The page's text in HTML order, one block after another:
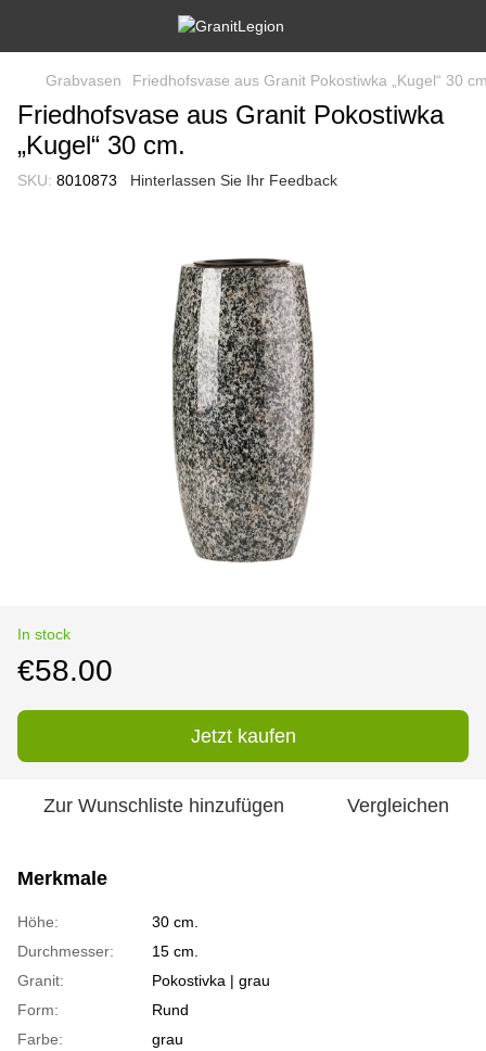
Grabvasen Friedhofsvase aus Granit Pokostiwka „Kugel“ 30
Friedhofsvase aus Granit Pokostiwka
„Kugel“ 30 cm.
SKU: 8010873 Hinterlassen Sie Ihr Feedback
In stock
€58.00
Jetzt kaufen
Zur Wunschliste hinzufügen Vergleichen
Merkmale
Höhe:
30 cm.
Durchmesser:
15 cm.
Granit:
Pokostivka | grau
Form:
Rund
Farbe:
grau